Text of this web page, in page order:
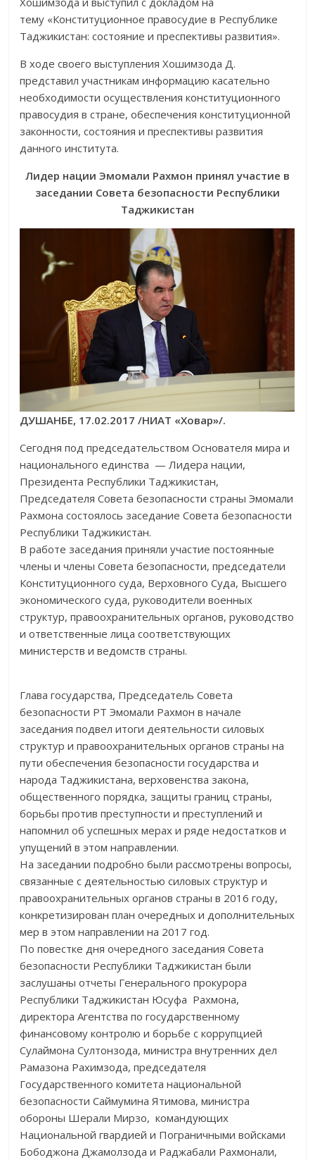
тему «Конституционное правосудие в Республике
Таджикистан: состояние и преспективы разви­тия».
В ходе своего выступления Хошимзода Д.
представил участникам информацию касательно
необходимости осуществления конституционного
правосудия в стране, обеспечения конституционной
законности, состояния и преспективы развития
данного института.
Лидер нации Эмомали Рахмон принял участие в
заседании Совета безопасности Республики
Таджикистан
ДУШАНБЕ, 17.02.2017 /НИАТ «Ховар»/.
Сегодня под председательством Основателя мира и
национального единства — Лидера нации,
Президента Республики Таджикистан,
Председателя Совета безопасности страны Эмомали
Рахмона состоялось заседание Совета безопасности
Республики Таджикистан.
В работе заседания приняли участие постоянные
члены и члены Совета безопасности, председатели
Конституционного суда, Верховного Суда, Высшего
экономического суда, руководители военных
структур, правоохранительных органов, руководство
и ответственные лица соответствующих
министерств и ведомств страны.
Глава государства, Председатель Совета
безопасности РТ Эмомали Рахмон в начале
заседания подвел итоги деятельности силовых
структур и правоохранительных органов страны на
пути обеспечения безопасности государства и
народа Таджикистана, верховенства закона,
общественного порядка, защиты границ страны,
борьбы против преступности и преступлений и
напомнил об успешных мерах и ряде недостатков и
упущений в этом направлении.
На заседании подробно были рассмотрены вопросы,
связанные с деятельностью силовых структур и
правоохранительных органов страны в 2016 году,
конкретизирован план очередных и дополнительных
мер в этом направлении на 2017 год.
По повестке дня очередного заседания Совета
безопасности Республики Таджикистан были
заслушаны отчеты Генерального прокурора
Республики Таджикистан Юсуфа Рахмона,
директора Агентства по государственному
финансовому контролю и борьбе с коррупцией
Сулаймона Султонзода, министра внутренних дел
Рамазона Рахимзода, председателя
Государственного комитета национальной
безопасности Саймумина Ятимова, министра
обороны Шерали Мирзо, командующих
Национальной гвардией и Пограничными войсками
Бободжона Джамолзода и Раджабали Рахмонали,